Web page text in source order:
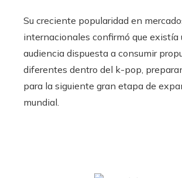
Su creciente popularidad en
internacionales confirmó que existía
audiencia dispuesta a consumir
diferentes dentro del k-pop,
para la siguiente gran etapa de
mundial.